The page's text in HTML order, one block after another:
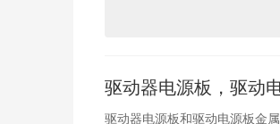
驱动器电源板，驱动
驱动器电源板和驱动电源板金